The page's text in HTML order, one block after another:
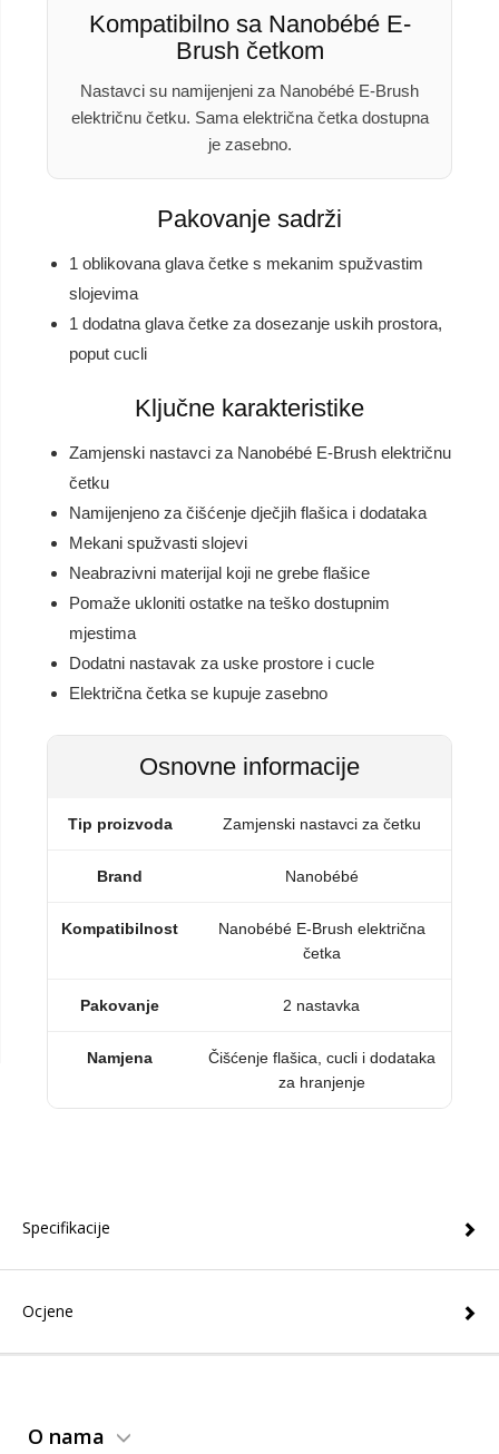
Kompatibilno sa Nanobébé E-
Brush četkom
Nastavci su namijenjeni za Nanobébé E-Brush
električnu četku. Sama električna četka dostupna
je zasebno.
Pakovanje sadrži
1 oblikovana glava četke s mekanim spužvastim
slojevima
1 dodatna glava četke za dosezanje uskih prostora,
poput cucli
Ključne karakteristike
Zamjenski nastavci za Nanobébé E-Brush električnu
četku
Namijenjeno za čišćenje dječjih flašica i dodataka
Mekani spužvasti slojevi
Neabrazivni materijal koji ne grebe flašice
Pomaže ukloniti ostatke na teško dostupnim
mjestima
Dodatni nastavak za uske prostore i cucle
Električna četka se kupuje zasebno
Osnovne informacije
Tip proizvoda Zamjenski nastavci za četku
Brand Nanobébé
Kompatibilnost
Nanobébé E-Brush električna
četka
Pakovanje 2 nastavka
Namjena
Čišćenje flašica, cucli i dodataka
za hranjenje
Specifikacije
Ocjene
O nama